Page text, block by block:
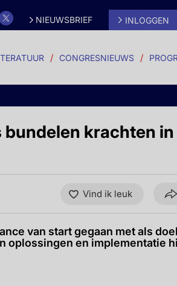
NIEUWSBRIEF INLOGGEN
CONGRESNIEUWS
krachten in
Vind ik leuk
van start gegaan met als doel
oplossingen en implementatie